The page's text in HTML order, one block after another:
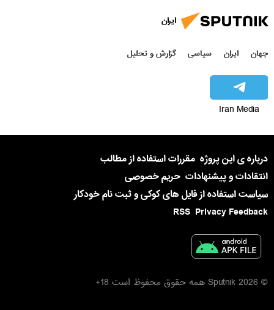
ایران
جهان ایران سیاسی گزارش و تحلیل
Iran Media
درباره ی این پروژه مقررات استفاده از مطالب
انتقادات و پیشنهادات حریم خصوصی
سیاست استفاده از فایل های کوکی و ثبت نام خودکار
Privacy Feedback
RSS
© 2026 Sputnik همه حقوق محفوظ است 18+